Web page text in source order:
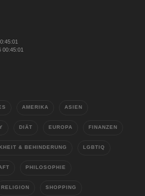
00:45:01
AMERIKA ASIEN
DIÄT EUROPA FINANZEN
& BEHINDERUNG LGBTIQ
PHILOSOPHIE
RELIGION SHOPPING